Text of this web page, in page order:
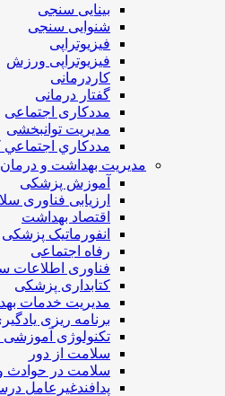
بینایی سنجی
شنوایی سنجی
فیزیوتراپی
فیزیوتراپی ورزش
کاردرمانی
گفتار درمانی
مددکاری اجتماعی
مديريت توانبخشی
مددکاري
مدیریت بهداشت و درمان
آموزش پزشکی
ارزیابی فناوری
اقتصاد بهداشت
انفورماتیک پزشکی
رفاه اجتماعی
فناوری اطلاعات
کتابداری پزشکی
مديريت خدمات
برنامه ریزی
تکنولوژی
سلامت از دور
سلامت در حوادث و
پدافندغیرعامل